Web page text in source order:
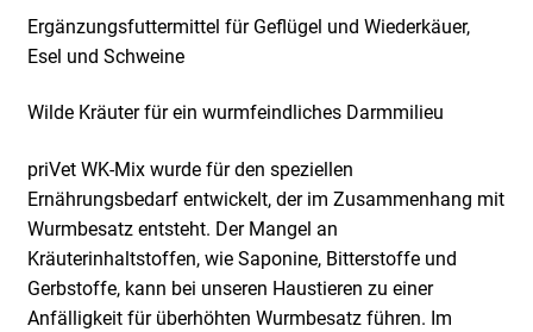
Ergänzungsfuttermittel für Geflügel und Wiederkäuer,
Esel und Schweine
Wilde Kräuter für ein wurmfeindliches Darmmilieu
priVet WK-Mix wurde für den speziellen
Ernährungsbedarf entwickelt, der im Zusammenhang mit
Wurmbesatz entsteht. Der Mangel an
Kräuterinhaltstoffen, wie Saponine, Bitterstoffe und
Gerbstoffe, kann bei unseren Haustieren zu einer
Anfälligkeit für überhöhten Wurmbesatz führen. Im